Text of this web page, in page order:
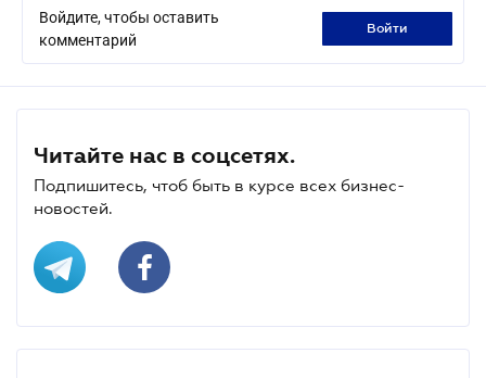
Войдите, чтобы оставить
комментарий
войти
Читайте нас в соцсетях.
Подпишитесь, чтоб быть в курсе всех бизнес-
новостей.